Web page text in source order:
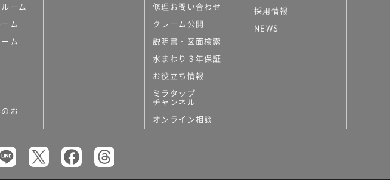
ーム
ム
ム
お
修理お問い合わせ
クレーム公開
説明書・図面検索
水まわり３年保証
お役立ち情報
ミラタップ
チャンネル
オンライン相談
採用情報
NEWS